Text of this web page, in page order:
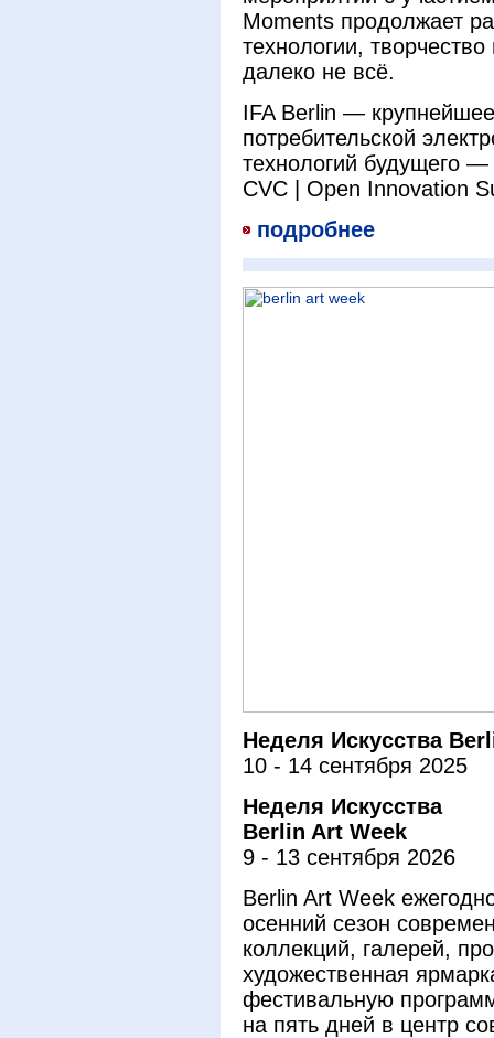
Moments продолжает
технологии,
далеко не всё.
IFA Berlin —
потребительской
технологий будущего
CVC | Open Innovation
подробнее
Неделя Искусства
10 - 14 сентября 2025
Неделя Искусства
Berlin Art Week
9 - 13 сентября 2026
Berlin Art Week
осенний сезон
коллекций, галерей,
художественная
фестивальную
на пять дней в центр